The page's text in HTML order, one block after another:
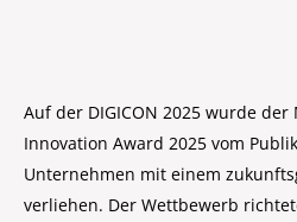
Auf der DIGICON 2025 wurde
Innovation Award 2025 vom
Unternehmen mit einem
verliehen. Der Wettbewerb